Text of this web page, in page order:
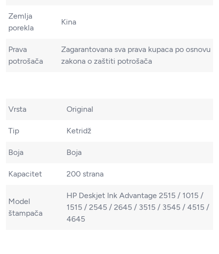
Zemlja
porekla
Kina
Prava
potrošača
Zagarantovana sva prava kupaca po osnovu
zakona o zaštiti potrošača
Vrsta Original
Tip Ketridž
Boja Boja
Kapacitet 200 strana
Model
štampača
HP Deskjet Ink Advantage 2515 / 1015 /
1515 / 2545 / 2645 / 3515 / 3545 / 4515 /
4645